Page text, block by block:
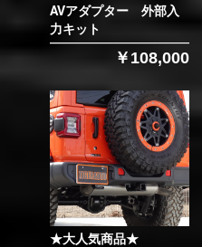
AVアダプター 外部入
力キット
￥108,000
★大人気商品★